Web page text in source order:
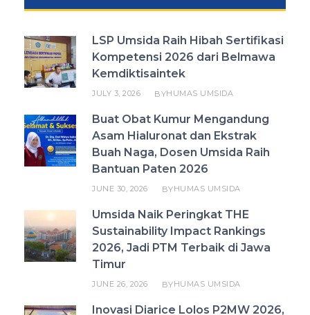
LSP Umsida Raih Hibah Sertifikasi
Kompetensi 2026 dari Belmawa
Kemdiktisaintek
JULY 3, 2026 BYHUMAS UMSIDA
Buat Obat Kumur Mengandung
Asam Hialuronat dan Ekstrak
Buah Naga, Dosen Umsida Raih
Bantuan Paten 2026
JUNE 30, 2026 BYHUMAS UMSIDA
Umsida Naik Peringkat THE
Sustainability Impact Rankings
2026, Jadi PTM Terbaik di Jawa
Timur
JUNE 26, 2026 BYHUMAS UMSIDA
Inovasi Diarice Lolos P2MW 2026,